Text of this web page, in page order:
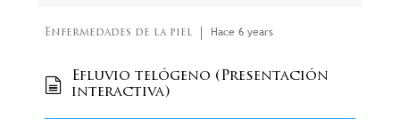
Enfermedades de la piel Hace 6 years
Efluvio telógeno (Presentación
interactiva)